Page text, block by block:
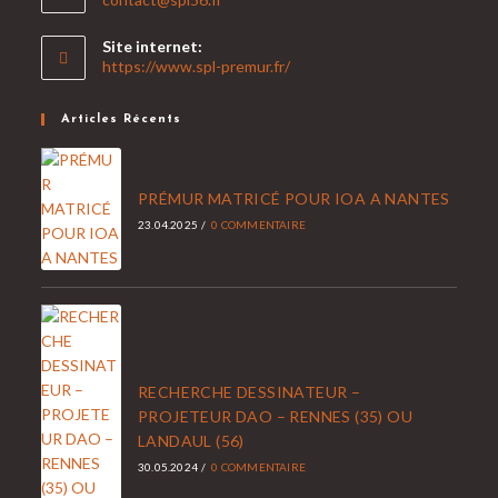
application
Site internet:
https://www.spl-premur.fr/
Articles Récents
PRÉMUR MATRICÉ POUR IOA A NANTES
23.04.2025 / 0 COMMENTAIRE
RECHERCHE DESSINATEUR –
PROJETEUR DAO – RENNES (35) OU
LANDAUL (56)
30.05.2024 / 0 COMMENTAIRE